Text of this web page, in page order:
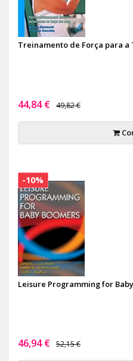
Treinamento de Força para
44,84 € 49,82 €
Leisure Programming for
46,94 € 52,15 €
-10%